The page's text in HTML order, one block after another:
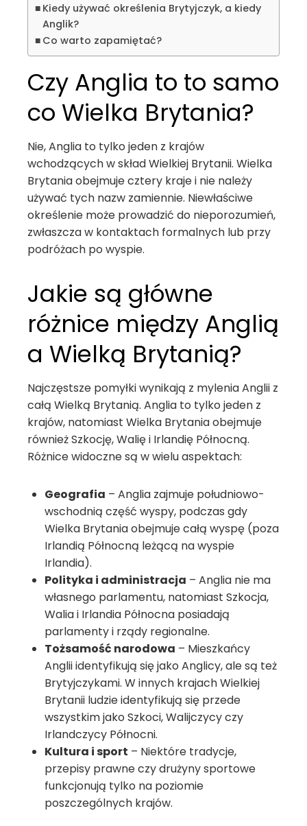
Kiedy używać określenia Brytyjczyk, a kiedy
Anglik?
Co warto zapamiętać?
Czy Anglia to to samo
co Wielka Brytania?
Nie, Anglia to tylko jeden z krajów
wchodzących w skład Wielkiej Brytanii. Wielka
Brytania obejmuje cztery kraje i nie należy
używać tych nazw zamiennie. Niewłaściwe
określenie może prowadzić do nieporozumień,
zwłaszcza w kontaktach formalnych lub przy
podróżach po wyspie.
Jakie są główne
różnice między Anglią
a Wielką Brytanią?
Najczęstsze pomyłki wynikają z mylenia Anglii z
całą Wielką Brytanią. Anglia to tylko jeden z
krajów, natomiast Wielka Brytania obejmuje
również Szkocję, Walię i Irlandię Północną.
Różnice widoczne są w wielu aspektach:
Geografia – Anglia zajmuje południowo-
wschodnią część wyspy, podczas gdy
Wielka Brytania obejmuje całą wyspę (poza
Irlandią Północną leżącą na wyspie
Irlandia).
Polityka i administracja – Anglia nie ma
własnego parlamentu, natomiast Szkocja,
Walia i Irlandia Północna posiadają
parlamenty i rządy regionalne.
Tożsamość narodowa – Mieszkańcy
Anglii identyfikują się jako Anglicy, ale są też
Brytyjczykami. W innych krajach Wielkiej
Brytanii ludzie identyfikują się przede
wszystkim jako Szkoci, Walijczycy czy
Irlandczycy Północni.
Kultura i sport – Niektóre tradycje,
przepisy prawne czy drużyny sportowe
funkcjonują tylko na poziomie
poszczególnych krajów.